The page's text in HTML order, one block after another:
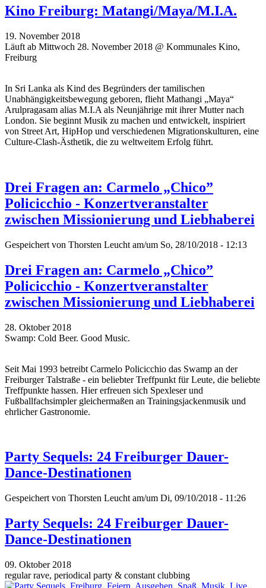
Kino Freiburg: Matangi/Maya/M.I.A.
19. November 2018
Läuft ab Mittwoch 28. November 2018 @ Kommunales Kino,
Freiburg
In Sri Lanka als Kind des Begründers der tamilischen
Unabhängigkeitsbewegung geboren, flieht Mathangi „Maya“
Arulpragasam alias M.I.A als Neunjährige mit ihrer Mutter nach
London. Sie beginnt Musik zu machen und entwickelt, inspiriert
von Street Art, HipHop und verschiedenen Migrationskulturen, eine
Culture-Clash-Ästhetik, die zu weltweitem Erfolg führt.
Drei Fragen an: Carmelo „Chico”
Policicchio - Konzertveranstalter
zwischen Missionierung und Liebhaberei
Gespeichert von Thorsten Leucht am/um So, 28/10/2018 - 12:13
Drei Fragen an: Carmelo „Chico”
Policicchio - Konzertveranstalter
zwischen Missionierung und Liebhaberei
28. Oktober 2018
Swamp: Cold Beer. Good Music.
Seit Mai 1993 betreibt Carmelo Policicchio das Swamp an der
Freiburger Talstraße - ein beliebter Treffpunkt für Leute, die beliebte
Treffpunkte hassen. Hier erfreuen sich Spexleser und
Fußballfachsimpler gleichermaßen an Trainingsjackenmusik und
ehrlicher Gastronomie.
Party Sequels: 24 Freiburger Dauer-
Dance-Destinationen
Gespeichert von Thorsten Leucht am/um Di, 09/10/2018 - 11:26
Party Sequels: 24 Freiburger Dauer-
Dance-Destinationen
09. Oktober 2018
regular rave, periodical party & constant clubbing